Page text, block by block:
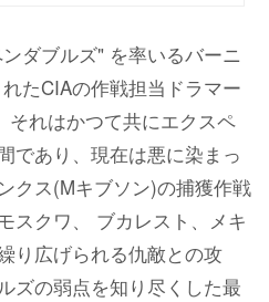
ダブルズ" を率いるバーニ
たCIAの作戦担当ドラマー
それはかつて共にエクスペ
であり、現在は悪に染まっ
クス(Mキブソン)の捕獲作戦
スクワ、 ブカレスト、メキ
り広げられる仇敵との攻
ズの弱点を知り尽くした最